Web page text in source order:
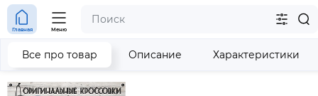
Главная Меню
Все про товар Описание Характеристики